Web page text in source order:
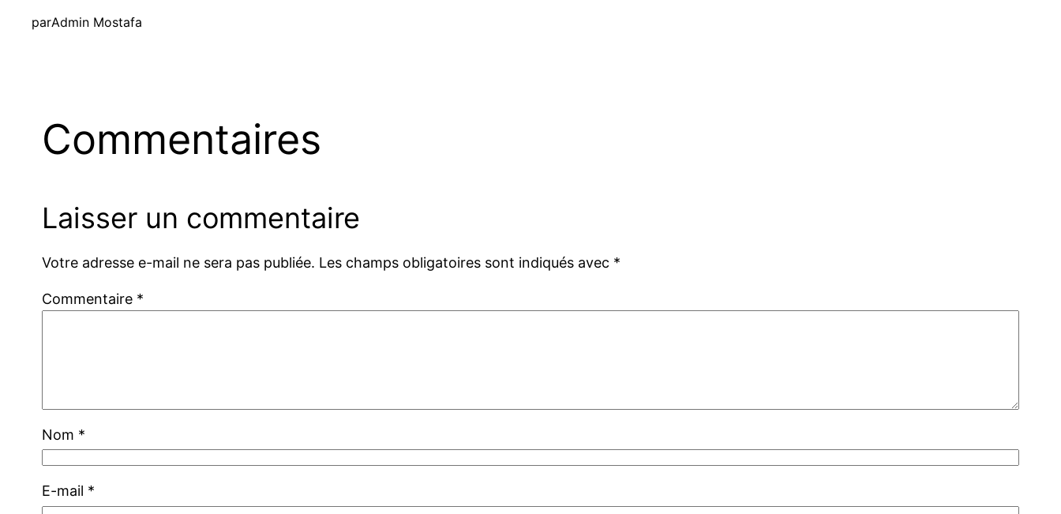
parAdmin Mostafa
Commentaires
Laisser un commentaire
Votre adresse e-mail ne sera pas publiée. Les champs obligatoires sont indiqués avec *
Commentaire *
Nom *
E-mail *